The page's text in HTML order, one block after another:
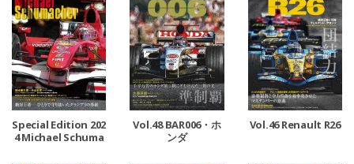
Special Edition 202
4 Michael Schuma
Vol.48 BAR006・ホ
ンダ
Vol.46 Renault R26